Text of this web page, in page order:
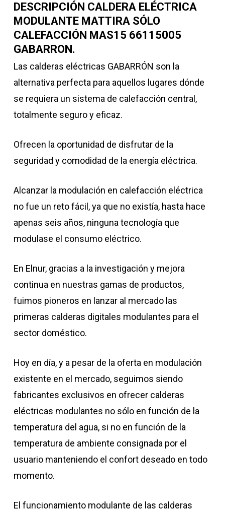
DESCRIPCIÓN CALDERA ELÉCTRICA
MODULANTE MATTIRA SÓLO
CALEFACCIÓN MAS15 66115005
GABARRON.
Las calderas eléctricas GABARRÓN son la
alternativa perfecta para aquellos lugares dónde
se requiera un sistema de calefacción central,
totalmente seguro y eficaz.
Ofrecen la oportunidad de disfrutar de la
seguridad y comodidad de la energía eléctrica.
Alcanzar la modulación en calefacción eléctrica
no fue un reto fácil, ya que no existía, hasta hace
apenas seis años, ninguna tecnología que
modulase el consumo eléctrico.
En Elnur, gracias a la investigación y mejora
continua en nuestras gamas de productos,
fuimos pioneros en lanzar al mercado las
primeras calderas digitales modulantes para el
sector doméstico.
Hoy en día, y a pesar de la oferta en modulación
existente en el mercado, seguimos siendo
fabricantes exclusivos en ofrecer calderas
eléctricas modulantes no sólo en función de la
temperatura del agua, si no en función de la
temperatura de ambiente consignada por el
usuario manteniendo el confort deseado en todo
momento.
El funcionamiento modulante de las calderas